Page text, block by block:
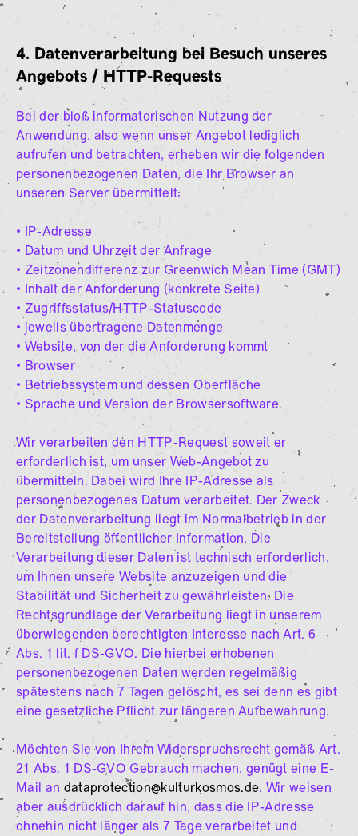
4. Datenverarbeitung bei Besuch unseres
Angebots / HTTP-Requests
Bei der bloß informatorischen Nutzung der
Anwendung, also wenn unser Angebot lediglich
aufrufen und betrachten, erheben wir die folgenden
personenbezogenen Daten, die Ihr Browser an
unseren Server übermittelt:
• IP-Adresse
• Datum und Uhrzeit der Anfrage
• Zeitzonendifferenz zur Greenwich Mean Time (GMT)
• Inhalt der Anforderung (konkrete Seite)
• Zugriffsstatus/HTTP-Statuscode
• jeweils übertragene Datenmenge
• Website, von der die Anforderung kommt
• Browser
• Betriebssystem und dessen Oberfläche
• Sprache und Version der Browsersoftware.
Wir verarbeiten den HTTP-Request soweit er
erforderlich ist, um unser Web-Angebot zu
übermitteln. Dabei wird Ihre IP-Adresse als
personenbezogenes Datum verarbeitet. Der Zweck
der Datenverarbeitung liegt im Normalbetrieb in der
Bereitstellung öffentlicher Information. Die
Verarbeitung dieser Daten ist technisch erforderlich,
um Ihnen unsere Website anzuzeigen und die
Stabilität und Sicherheit zu gewährleisten. Die
Rechtsgrundlage der Verarbeitung liegt in unserem
überwiegenden berechtigten Interesse nach Art. 6
Abs. 1 lit. f DS-GVO. Die hierbei erhobenen
personenbezogenen Daten werden regelmäßig
spätestens nach 7 Tagen gelöscht, es sei denn es gibt
eine gesetzliche Pflicht zur längeren Aufbewahrung.
Möchten Sie von Ihrem Widerspruchsrecht gemäß Art.
21 Abs. 1 DS-GVO Gebrauch machen, genügt eine E-
Mail an dataprotection@kulturkosmos.de. Wir weisen
aber ausdrücklich darauf hin, dass die IP-Adresse
ohnehin nicht länger als 7 Tage verarbeitet und